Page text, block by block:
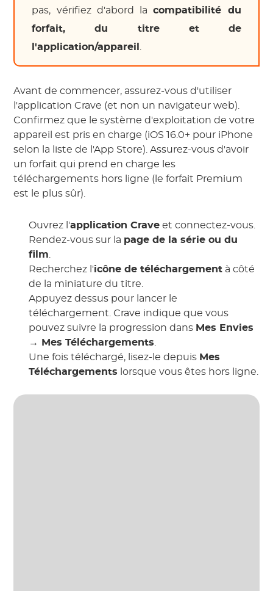
pas, vérifiez d'abord lacompatibilité du
forfait, du titre et de
l'application/appareil
Avant de commencer, assurez-vous d'utiliser
l'application Crave (et non un navigateur web).
Confirmez que le système d'exploitation de votre
appareil est pris en charge (iOS 16.0+ pour iPhone
selon la liste de l'App Store). Assurez-vous d'avoir
un forfait qui prend en charge les
téléchargements hors ligne (le forfait Premium
est le plus sûr).
Ouvrez l'application Crave et connectez-vous.
Rendez-vous sur la page de la série ou du
film
Recherchez l'icône de téléchargement à côté
de la miniature du titre.
Appuyez dessus pour lancer le
téléchargement. Crave indique que vous
pouvez suivre la progression dans Mes Envies
→ Mes Téléchargements
Une fois téléchargé, lisez-le depuis Mes
Téléchargements lorsque vous êtes hors ligne.